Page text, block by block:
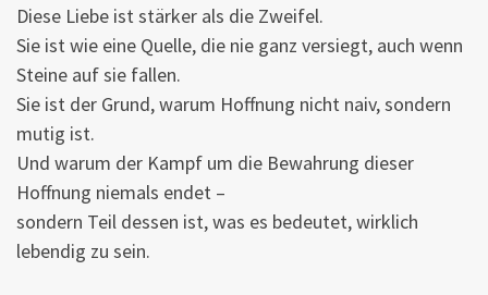
Diese Liebe ist stärker als die Zweifel.
Sie ist wie eine Quelle, die nie ganz versiegt, auch wenn
Steine auf sie fallen.
Sie ist der Grund, warum Hoffnung nicht naiv, sondern
mutig ist.
Und warum der Kampf um die Bewahrung dieser
Hoffnung niemals endet –
sondern Teil dessen ist, was es bedeutet, wirklich
lebendig zu sein.